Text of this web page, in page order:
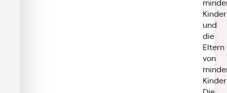
Kinder
und
die
Eltern
von